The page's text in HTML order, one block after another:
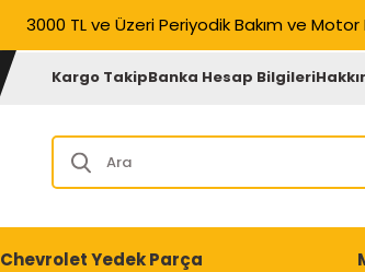
3000 TL ve Üzeri Periyodik Bakım ve
Kargo TakipBanka Hesap Bilgileri
Chevrolet Yedek Parça